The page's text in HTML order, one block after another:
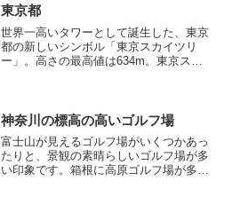
ー･シュー・メン！」のリズムでナイス
ショットを放ちませんか！？
東京都
世界一高いタワーとして誕生した、東京
都の新しいシンボル「東京スカイツリ
ー」。高さの最高値は634m。東京スカ
神奈川の標高の高いゴルフ場
富士山が見えるゴルフ場がいくつかあっ
たりと、景観の素晴らしいゴルフ場が多
い印象です。箱根に高原ゴルフ場が多く